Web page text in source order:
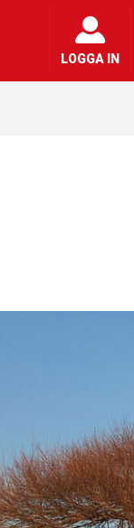
LOGGA IN